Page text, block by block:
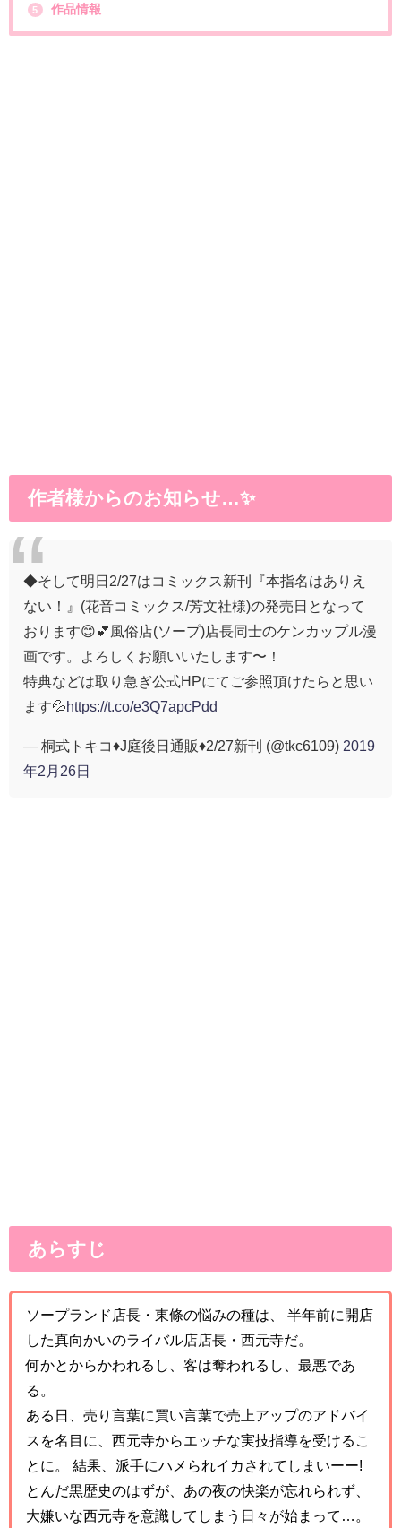
5 作品情報
作者様からのお知らせ…✨
◆そして明日2/27はコミックス新刊『本指名はありえ
ない！』(花音コミックス/芳文社様)の発売日となって
おります😊💕風俗店(ソープ)店長同士のケンカップル漫
画です。よろしくお願いいたします〜！
特典などは取り急ぎ公式HPにてご参照頂けたらと思い
ます💦https://t.co/e3Q7apcPdd
— 桐式トキコ♦️J庭後日通販♦️2/27新刊 (@tkc6109) 2019
年2月26日
あらすじ
ソープランド店長・東條の悩みの種は、 半年前に開店
した真向かいのライバル店店長・西元寺だ。
何かとからかわれるし、客は奪われるし、最悪であ
る。
ある日、売り言葉に買い言葉で売上アップのアドバイ
スを名目に、西元寺からエッチな実技指導を受けるこ
とに。 結果、派手にハメられイカされてしまいーー!
とんだ黒歴史のはずが、あの夜の快楽が忘れられず、
大嫌いな西元寺を意識してしまう日々が始まって…。